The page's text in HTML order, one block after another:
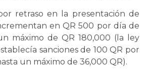
retraso en la presentación de
en QR 500 por día de
máximo de QR 180,000 (la ley
sanciones de 100 QR por
un máximo de 36,000 QR).